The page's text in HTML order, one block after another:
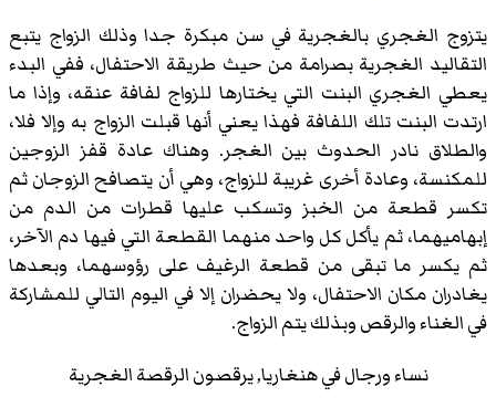
يتزوج الغجري بالغجرية في سن مبكرة جدا وذلك الزواج يتبع
التقاليد الغجرية بصرامة من حيث طريقة الاحتفال، ففي البدء
يعطي الغجري البنت التي يختارها للزواج لفافة عنقه، وإذا ما
ارتدت البنت تلك اللفافة فهذا يعني أنها قبلت الزواج به وإلا فلا،
والطلاق نادر الحدوث بين الغجر. وهناك عادة قفز الزوجين
للمكنسة، وعادة أخرى غريبة للزواج، وهي أن يتصافح الزوجان ثم
تكسر قطعة من الخبز وتسكب عليها قطرات من الدم من
إبهاميهما، ثم يأكل كل واحد منهما القطعة التي فيها دم الآخر،
ثم يكسر ما تبقى من قطعة الرغيف على رؤوسهما، وبعدها
يغادران مكان الاحتفال، ولا يحضران إلا في اليوم التالي للمشاركة
في الغناء والرقص وبذلك يتم الزواج.
نساء ورجال في هنغاريا, يرقصون الرقصة الغجرية